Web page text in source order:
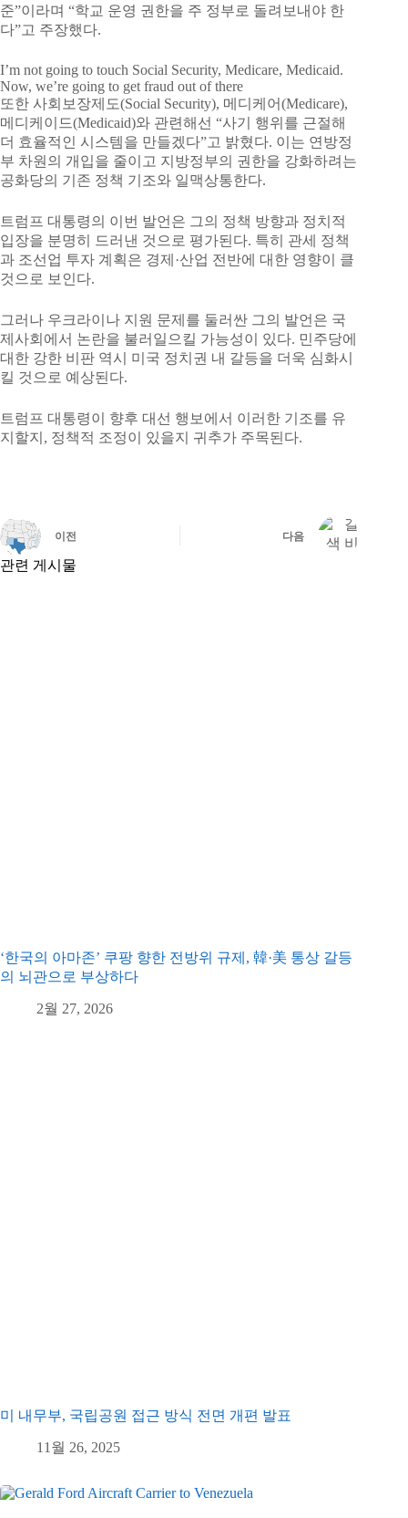
준”이라며 “학교 운영 권한을 주 정부로 돌려보내야 한
다”고 주장했다.
I’m not going to touch Social Security, Medicare, Medicaid.
Now, we’re going to get fraud out of there
또한 사회보장제도(Social Security), 메디케어(Medicare),
메디케이드(Medicaid)와 관련해선 “사기 행위를 근절해
더 효율적인 시스템을 만들겠다”고 밝혔다. 이는 연방정
부 차원의 개입을 줄이고 지방정부의 권한을 강화하려는
공화당의 기존 정책 기조와 일맥상통한다.
트럼프 대통령의 이번 발언은 그의 정책 방향과 정치적
입장을 분명히 드러낸 것으로 평가된다. 특히 관세 정책
과 조선업 투자 계획은 경제·산업 전반에 대한 영향이 클
것으로 보인다.
그러나 우크라이나 지원 문제를 둘러싼 그의 발언은 국
제사회에서 논란을 불러일으킬 가능성이 있다. 민주당에
대한 강한 비판 역시 미국 정치권 내 갈등을 더욱 심화시
킬 것으로 예상된다.
트럼프 대통령이 향후 대선 행보에서 이러한 기조를 유
지할지, 정책적 조정이 있을지 귀추가 주목된다.
이전 다음
관련 게시물
‘한국의 아마존’ 쿠팡 향한 전방위 규제, 韓·美 통상 갈등
의 뇌관으로 부상하다
2월 27, 2026
미 내무부, 국립공원 접근 방식 전면 개편 발표
11월 26, 2025